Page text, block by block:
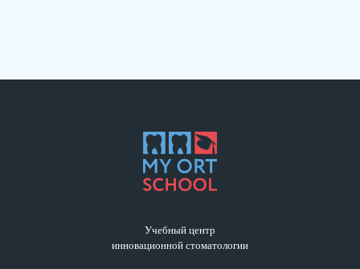
Учебный центр
инновационной стоматологии